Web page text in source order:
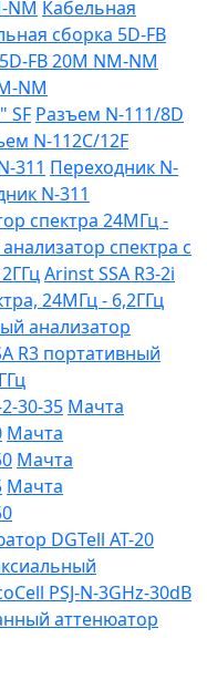
NM Кабельная
сборка 5D-FB
FB 20М NM-NM
NM
SF Разъем N-111/8D
N-112C/12F
311 Переходник N-
N-311
спектра 24МГц -
спектра с
Arinst SSA R3-2i
24МГц - 6,2ГГц
анализатор
R3 портативный
30-35 Мачта
Мачта
Мачта
Мачта
DGTell AT-20
PSJ-N-3GHz-30dB
аттенюатор